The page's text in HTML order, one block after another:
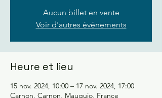
Aucun billet en vente
Voir d'autres événements
Heure et lieu
15 nov. 2024, 10:00 – 17 nov. 2024, 17:00
Carnon, Carnon, Mauguio, France